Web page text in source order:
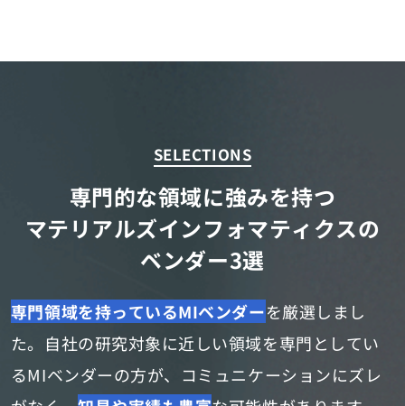
SELECTIONS
専門的な領域に強みを持つ
マテリアルズインフォマティクスの
ベンダー3選
専門領域を持っているMIベンダーを厳選しまし
た。 自社の研究対象に近しい領域を専門としてい
るMIベンダーの方が、 コミュニケーションにズレ